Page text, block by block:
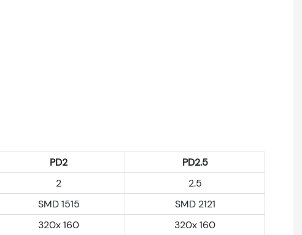
PD2 PD2.5
2
2.5
SMD 1515
SMD 2121
320x 160
320x 160